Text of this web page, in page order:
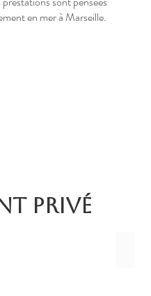
en mer à Marseille.
PRIVÉ